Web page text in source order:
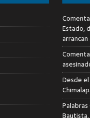
Estado,
Desde